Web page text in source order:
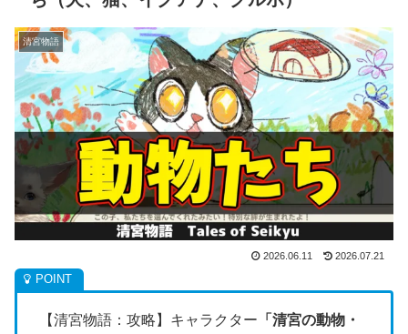
清宮物語
2026.06.11 2026.07.21
【清宮物語：攻略】キャラクター 「清宮の動物・